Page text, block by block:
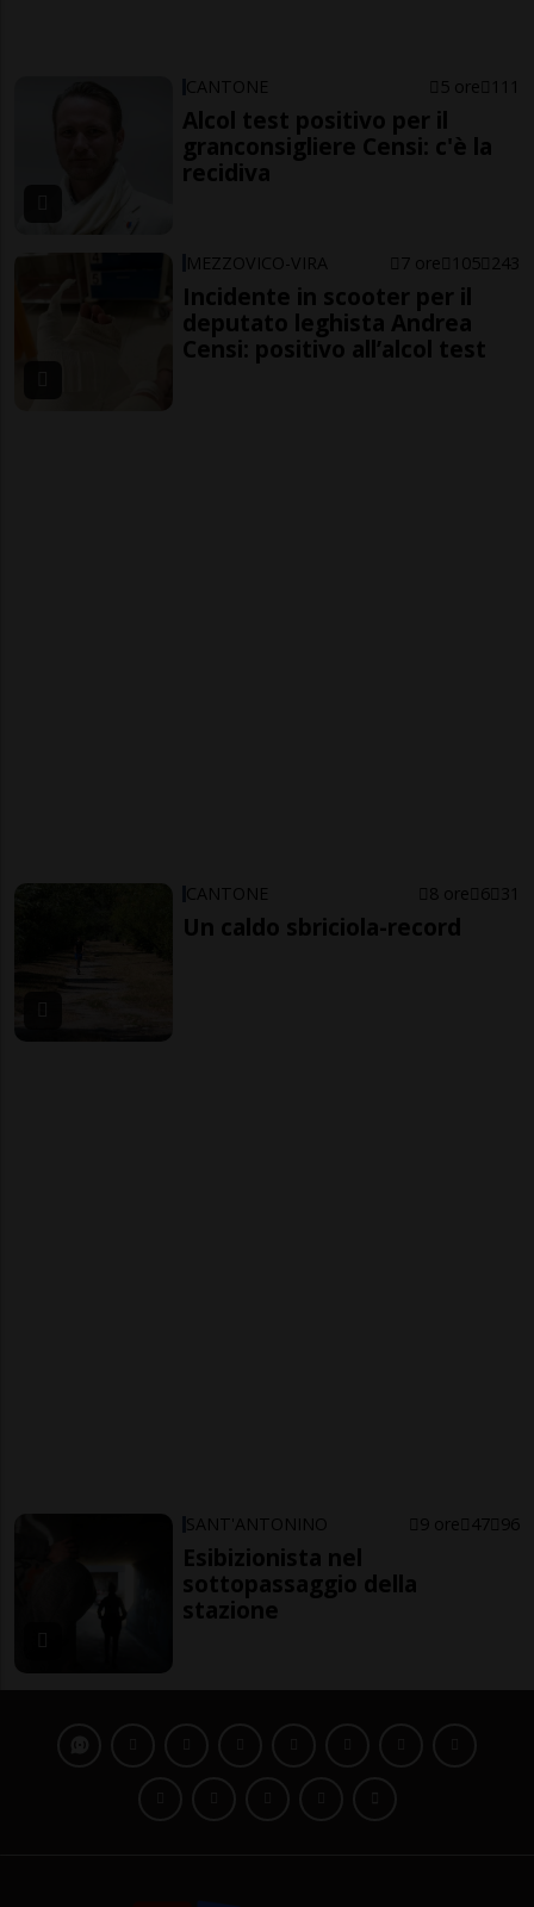
CANTONE 5 ore 111
Alcol test positivo per il
granconsigliere Censi: c'è la
recidiva
MEZZOVICO-VIRA 7 ore 105 243
Incidente in scooter per il
deputato leghista Andrea
Censi: positivo all’alcol test
CANTONE 8 ore 6 31
Un caldo sbriciola-record
SANT'ANTONINO 9 ore 47 96
Esibizionista nel
sottopassaggio della
stazione